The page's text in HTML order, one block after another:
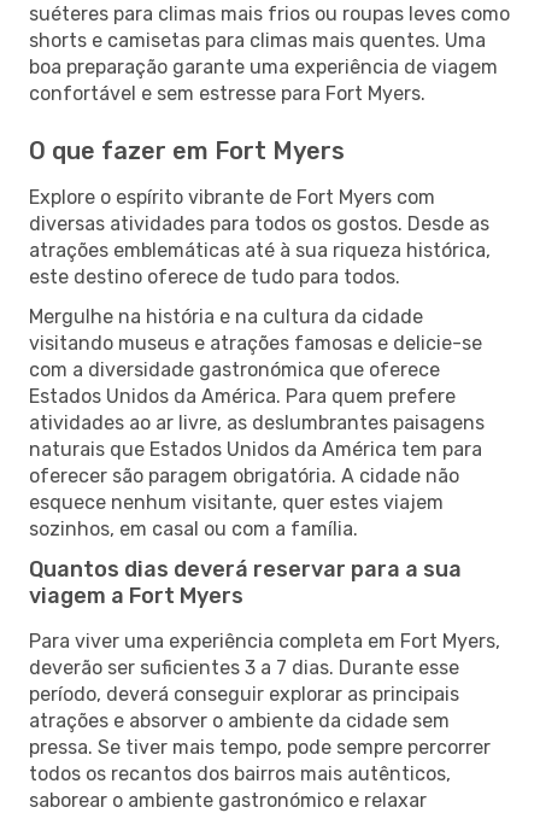
suéteres para climas mais frios ou roupas leves como
shorts e camisetas para climas mais quentes. Uma
boa preparação garante uma experiência de viagem
confortável e sem estresse para Fort Myers.
O que fazer em Fort Myers
Explore o espírito vibrante de Fort Myers com
diversas atividades para todos os gostos. Desde as
atrações emblemáticas até à sua riqueza histórica,
este destino oferece de tudo para todos.
Mergulhe na história e na cultura da cidade
visitando museus e atrações famosas e delicie-se
com a diversidade gastronómica que oferece
Estados Unidos da América. Para quem prefere
atividades ao ar livre, as deslumbrantes paisagens
naturais que Estados Unidos da América tem para
oferecer são paragem obrigatória. A cidade não
esquece nenhum visitante, quer estes viajem
sozinhos, em casal ou com a família.
Quantos dias deverá reservar para a sua
viagem a Fort Myers
Para viver uma experiência completa em Fort Myers,
deverão ser suficientes 3 a 7 dias. Durante esse
período, deverá conseguir explorar as principais
atrações e absorver o ambiente da cidade sem
pressa. Se tiver mais tempo, pode sempre percorrer
todos os recantos dos bairros mais autênticos,
saborear o ambiente gastronómico e relaxar